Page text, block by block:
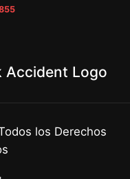
los Derechos